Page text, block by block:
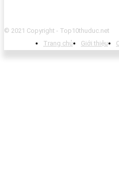
© 2021 Copyright - Top10thuduc.net
Trang chủ
Giới thiệu